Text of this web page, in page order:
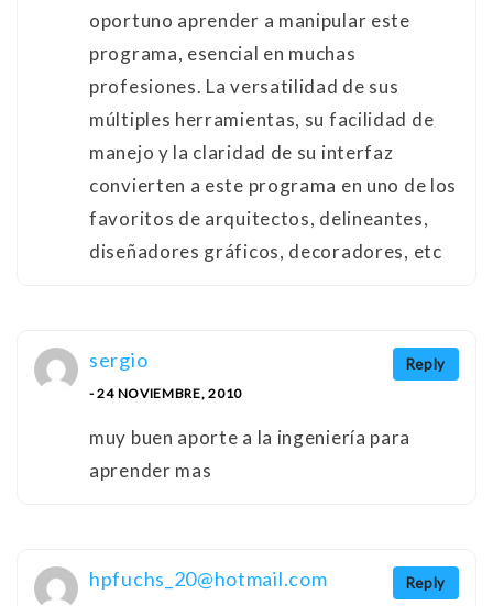
oportuno aprender a manipular este
programa, esencial en muchas
profesiones. La versatilidad de sus
múltiples herramientas, su facilidad de
manejo y la claridad de su interfaz
convierten a este programa en uno de los
favoritos de arquitectos, delineantes,
diseñadores gráficos, decoradores, etc
Reply
sergio
- 24 NOVIEMBRE, 2010
muy buen aporte a la ingeniería para
aprender mas
Reply
hpfuchs_20@hotmail.com